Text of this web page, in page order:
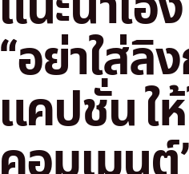
“อย่าใส่ลิ
แคปชั่น ให้
คอมเมนต์